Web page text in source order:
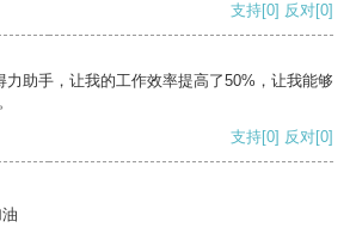
支持[0] 反对[0]
力助手，让我的工作效率提高了50%，让我能够
支持[0] 反对[0]